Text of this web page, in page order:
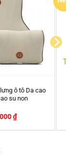
Honda CRV bằng
hãng 3D MAXpider
4,000,000